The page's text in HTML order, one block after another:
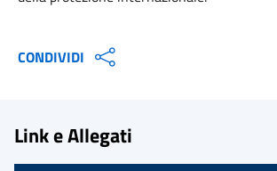
CONDIVIDI
Link e Allegati